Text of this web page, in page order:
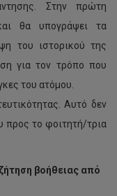
Στην πρώτη
θα υπογράψει τα
του ιστορικού της
για τον τρόπο που
του ατόμου.
Αυτό δεν
προς το φοιτητή/τρια
βοήθειας από